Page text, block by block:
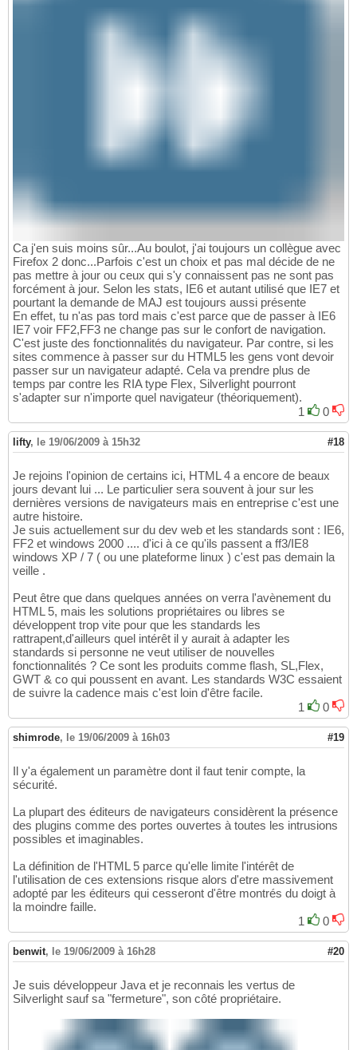
Ca j'en suis moins sûr...Au boulot, j'ai toujours un collègue avec
Firefox 2 donc...Parfois c'est un choix et pas mal décide de ne
pas mettre à jour ou ceux qui s'y connaissent pas ne sont pas
forcément à jour. Selon les stats, IE6 et autant utilisé que IE7 et
pourtant la demande de MAJ est toujours aussi présente
En effet, tu n'as pas tord mais c'est parce que de passer à IE6
IE7 voir FF2,FF3 ne change pas sur le confort de navigation.
C'est juste des fonctionnalités du navigateur. Par contre, si les
sites commence à passer sur du HTML5 les gens vont devoir
passer sur un navigateur adapté. Cela va prendre plus de
temps par contre les RIA type Flex, Silverlight pourront
s'adapter sur n'importe quel navigateur (théoriquement).
1
0
lifty, le 19/06/2009 à 15h32 #18
Je rejoins l'opinion de certains ici, HTML 4 a encore de beaux
jours devant lui ... Le particulier sera souvent à jour sur les
dernières versions de navigateurs mais en entreprise c'est une
autre histoire.
Je suis actuellement sur du dev web et les standards sont : IE6,
FF2 et windows 2000 .... d'ici à ce qu'ils passent a ff3/IE8
windows XP / 7 ( ou une plateforme linux ) c'est pas demain la
veille .
Peut être que dans quelques années on verra l'avènement du
HTML 5, mais les solutions propriétaires ou libres se
développent trop vite pour que les standards les
rattrapent,d'ailleurs quel intérêt il y aurait à adapter les
standards si personne ne veut utiliser de nouvelles
fonctionnalités ? Ce sont les produits comme flash, SL,Flex,
GWT & co qui poussent en avant. Les standards W3C essaient
de suivre la cadence mais c'est loin d'être facile.
1
0
shimrode, le 19/06/2009 à 16h03 #19
Il y'a également un paramètre dont il faut tenir compte, la
sécurité.
La plupart des éditeurs de navigateurs considèrent la présence
des plugins comme des portes ouvertes à toutes les intrusions
possibles et imaginables.
La définition de l'HTML 5 parce qu'elle limite l'intérêt de
l'utilisation de ces extensions risque alors d'etre massivement
adopté par les éditeurs qui cesseront d'être montrés du doigt à
la moindre faille.
1
0
benwit, le 19/06/2009 à 16h28 #20
Je suis développeur Java et je reconnais les vertus de
Silverlight sauf sa "fermeture", son côté propriétaire.